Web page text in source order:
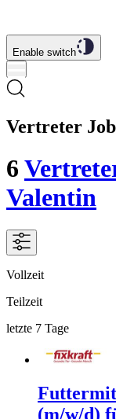
Enable switch
Vertreter
6
Valentin
Vollzeit
Teilzeit
letzte 7 Tage
(m/w/d)